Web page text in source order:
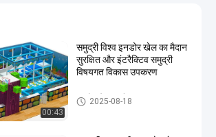
00:43
समुद्री विश्व इनडोर खेल का मैदान
सुरक्षित और इंटरैक्टिव समुद्री
विषयगत विकास उपकरण
इनडोर खेल का मैदान उपकरण
2025-08-18